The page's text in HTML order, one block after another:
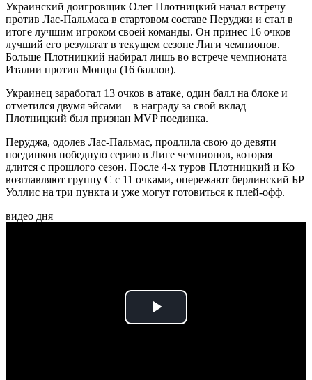
Украинский доигровщик Олег Плотницкий начал встречу
против Лас-Пальмаса в стартовом составе Перуджи и стал в
итоге лучшим игроком своей команды. Он принес 16 очков –
лучший его результат в текущем сезоне Лиги чемпионов.
Больше Плотницкий набирал лишь во встрече чемпионата
Италии против Монцы (16 баллов).
Украинец заработал 13 очков в атаке, один балл на блоке и
отметился двумя эйсами – в награду за свой вклад
Плотницкий был признан MVP поединка.
Перуджа, одолев Лас-Пальмас, продлила свою до девяти
поединков победную серию в Лиге чемпионов, которая
длится с прошлого сезон. После 4-х туров Плотницкий и Ко
возглавляют группу C с 11 очками, опережают берлинский БР
Уоллис на три пункта и уже могут готовиться к плей-офф.
видео дня
Play